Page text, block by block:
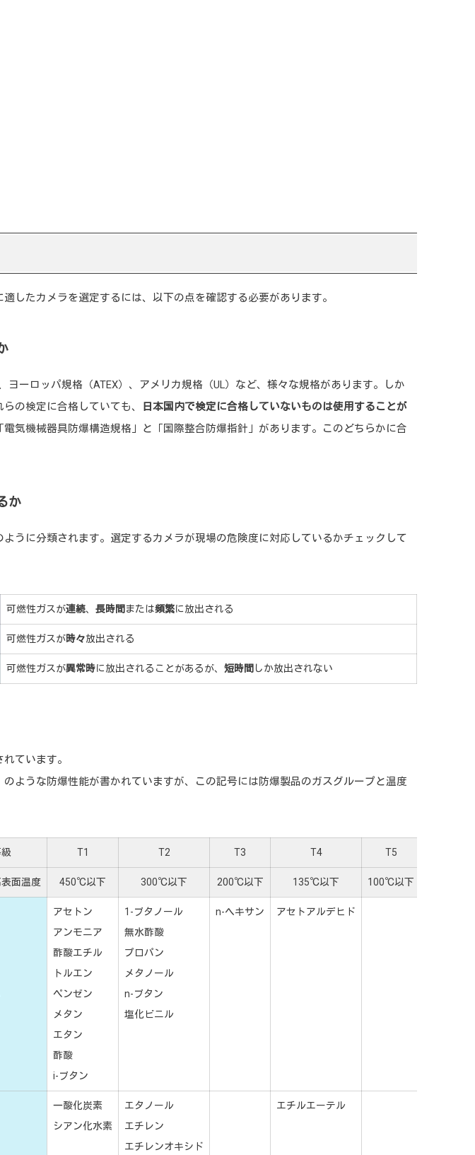
したカメラを選定するには、以下の点を確認する必要があります。
ヨーロッパ規格（ATEX）、アメリカ規格（UL）など、様々な規格があります。しか
の検定に合格していても、
日本国内で検定に合格していないものは使用することが
気機械器具防爆構造規格」と「国際整合防爆指針」があります。このどちらかに合
か
うに分類されます。選定するカメラが現場の危険度に対応しているかチェックして
可燃性ガスが連続、 長時間または頻繁に放出される
可燃性ガスが時々放出される
可燃性ガスが異常時に放出されることがあるが、 短時間しか放出されない
ています。
のような防爆性能が書かれていますが、この記号には防爆製品のガスグループと温度
T1 T2 T3 T4 T5
面温度 450℃以下 300℃以下 200℃以下 135℃以下 100℃以下
アセトン
アンモニア
酢酸エチル
トルエン
ペンゼン
メタン
エタン
酢酸
i-ブタン
1-ブタノール
無水酢酸
プロパン
メタノール
n-ブタン
塩化ビニル
n-ヘキサン アセトアルデヒド
一酸化炭素
シアン化水素
エタノール
エチレン
エチレンオキシド
エチルエーテル